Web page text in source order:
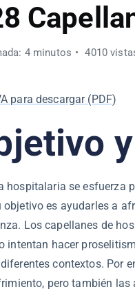
4 minutos 4010
para descargar (PDF)
hospitalaria se esfuerza
objetivo es ayudarles a
Los capellanes de
intentan hacer
contextos. Por
pero también las